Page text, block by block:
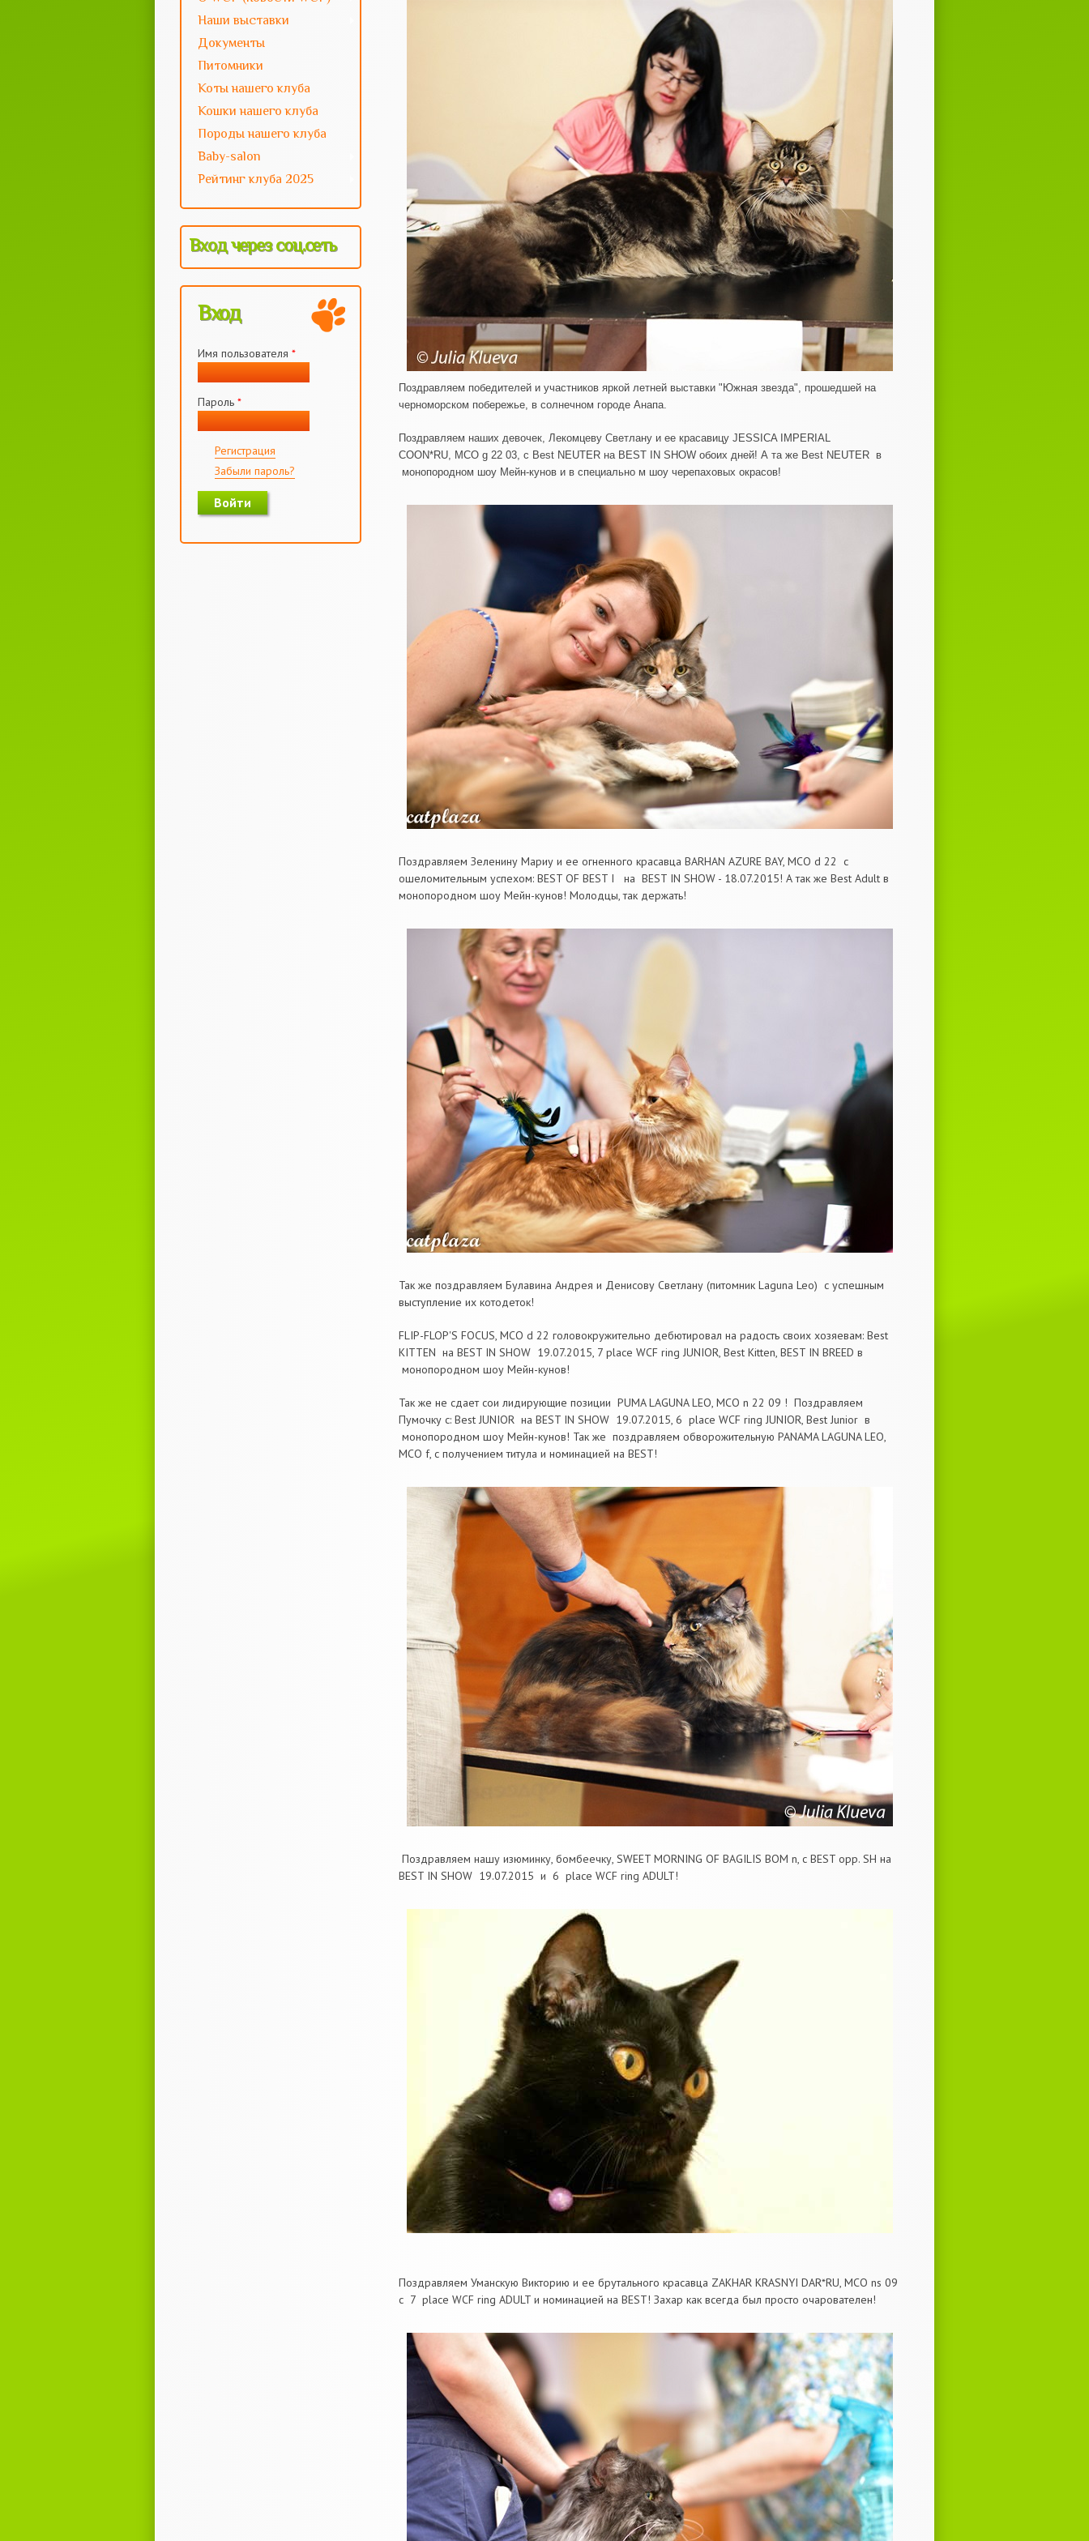
Наши выставки
Документы
Питомники
Коты нашего клуба
Кошки нашего клуба
Породы нашего клуба
Baby-salon
Рейтинг клуба 2025
Вход через соц.сеть
Вход
Имя пользователя *
Пароль *
Регистрация
Забыли пароль?
Поздравляем победителей и участников яркой летней выставки "Южная звезда", прошедшей на
черноморском побережье, в солнечном городе Анапа.
Поздравляем наших девочек, Лекомцеву Светлану и ее красавицу JESSICA IMPERIAL
COON*RU, MCO g 22 03, с Best NEUTER на BEST IN SHOW обоих дней! А та же Best NEUTER в
монопородном шоу Мейн-кунов и в специально м шоу черепаховых окрасов!
Поздравляем Зеленину Мариу и ее огненного красавца BARHAN AZURE BAY, MCO d 22 c
ошеломительным успехом: BEST OF BEST I на BEST IN SHOW - 18.07.2015! А так же Best Adult в
монопородном шоу Мейн-кунов! Молодцы, так держать!
Так же поздравляем Булавина Андрея и Денисову Светлану (питомник Laguna Leo) с успешным
выступление их котодеток!
FLIP-FLOP'S FOCUS, MCO d 22 головокружительно дебютировал на радость своих хозяевам: Best
KITTEN на BEST IN SHOW 19.07.2015, 7 place WCF ring JUNIOR, Best Kitten, BEST IN BREED в
монопородном шоу Мейн-кунов!
Так же не сдает сои лидирующие позиции PUMA LAGUNA LEO, MCO n 22 09 ! Поздравляем
Пумочку с: Best JUNIOR на BEST IN SHOW 19.07.2015, 6 place WCF ring JUNIOR, Best Junior в
монопородном шоу Мейн-кунов! Так же поздравляем обворожительную PANAMA LAGUNA LEO,
MCO f, с получением титула и номинацией на BEST!
Поздравляем нашу изюминку, бомбеечку, SWEET MORNING OF BAGILIS BOM n, с BEST opp. SH на
BEST IN SHOW 19.07.2015 и 6 place WCF ring ADULT!
Поздравляем Уманскую Викторию и ее брутального красавца ZAKHAR KRASNYI DAR*RU, MCO ns 09
с 7 place WCF ring ADULT и номинацией на BEST! Захар как всегда был просто очарователен!